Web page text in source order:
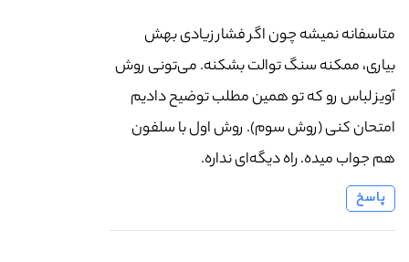
متاسفانه نمیشه چون اگر فشار زیادی بهش
بیاری، ممکنه سنگ توالت بشکنه. می‌تونی روش
آویز لباس رو که تو همین مطلب توضیح دادیم
امتحان کنی (روش سوم). روش اول با سلفون
هم جواب میده. راه دیگه‌ای نداره.
پاسخ